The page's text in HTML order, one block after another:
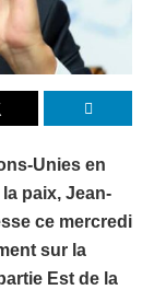
Unies en
paix, Jean-
ce mercredi
sur la
Est de la